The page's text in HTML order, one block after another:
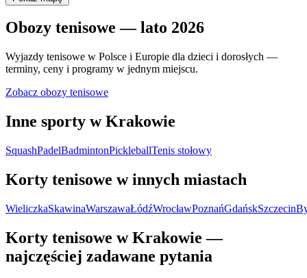
Obozy tenisowe — lato 2026
Wyjazdy tenisowe w Polsce i Europie dla dzieci i dorosłych —
terminy, ceny i programy w jednym miejscu.
Zobacz obozy tenisowe
Inne sporty w Krakowie
SquashPadelBadmintonPickleballTenis stołowy
Korty tenisowe w innych miastach
WieliczkaSkawinaWarszawaŁódźWrocławPoznańGdańskSzczecin
Korty tenisowe w Krakowie —
najczęściej zadawane pytania